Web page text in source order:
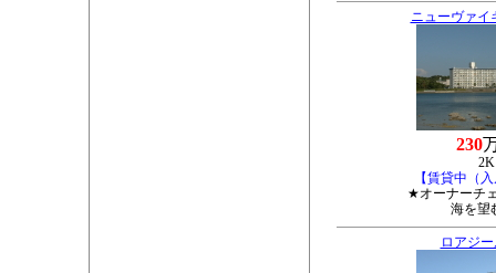
ニューヴァイ
230
2K
【賃貸中（
★オーナーチ
海を望
ロアジ